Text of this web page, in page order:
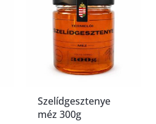
Szelídgesztenye
méz 300g